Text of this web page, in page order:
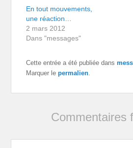
En tout mouvements,
une réaction…
2 mars 2012
Dans "messages"
Cette entrée a été publiée dans
Marquer lepermalien.
Commentaires